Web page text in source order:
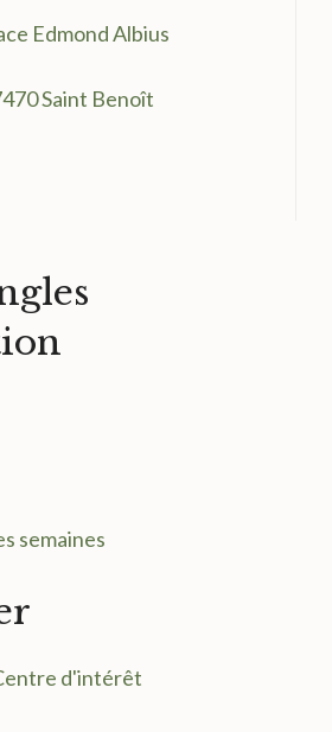
Edmond Albius
Saint Benoît
semaines
d'intérêt